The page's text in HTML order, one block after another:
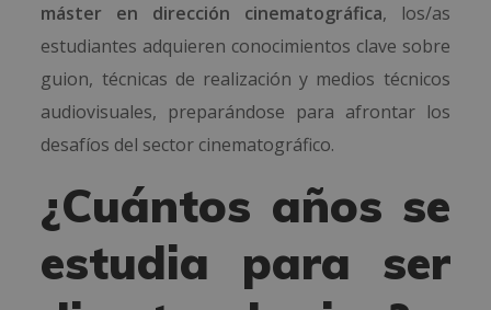
máster en dirección cinematográfica, los/as
estudiantes adquieren conocimientos clave sobre
guion, técnicas de realización y medios técnicos
audiovisuales, preparándose para afrontar los
desafíos del sector cinematográfico.
¿Cuántos años se
estudia para ser